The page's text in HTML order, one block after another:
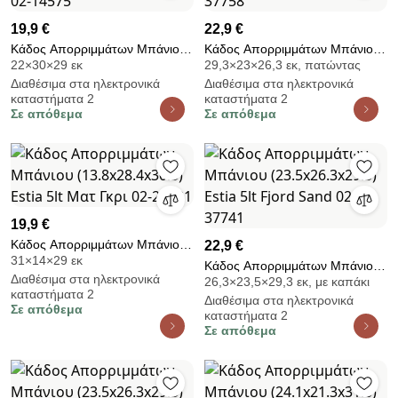
19,9 €
Κάδος Απορριμμάτων Μπάνιου
(14x28x31) Estia 5lt Slim Oval
White Matt 02-14575
22×30×29 εκ
Διαθέσιμα στα ηλεκτρονικά
καταστήματα 2
Σε απόθεμα
22,9 €
Κάδος Απορριμμάτων Μπάνιου
(23.5x26.3x29.3) Estia 5lt Fjord
Sage 02-37758
29,3×23×26,3 εκ, πατώντας
Διαθέσιμα στα ηλεκτρονικά
καταστήματα 2
Σε απόθεμα
19,9 €
Κάδος Απορριμμάτων Μπάνιου
(13.8x28.4x30.5) Estia 5lt Ματ
Γκρι 02-21931
31×14×29 εκ
Διαθέσιμα στα ηλεκτρονικά
καταστήματα 2
Σε απόθεμα
22,9 €
Κάδος Απορριμμάτων Μπάνιου
(23.5x26.3x29.3) Estia 5lt Fjord
Sand 02-37741
26,3×23,5×29,3 εκ, με καπάκι
Διαθέσιμα στα ηλεκτρονικά
καταστήματα 2
Σε απόθεμα